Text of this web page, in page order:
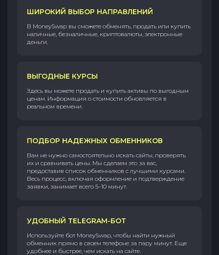
ШИРОКИЙ ВЫБОР НАПРАВЛЕНИЙ
В MoneySwap вы сможете обменять, продать или купить
наличные, безналичные, криптовалюты, электронные
деньги.
ВЫГОДНЫЕ КУРСЫ
Здесь вы можете продать и купить активы по выгодным
ценам. Информация о стоимости обновляется в
реальном времени.
ПОДБОР НАДЕЖНЫХ ОБМЕННИКОВ
Вам не нужно самостоятельно искать сайты, проверять
их и сравнивать цены. Мы сделаем это за вас,
предоставив список обменников с лучшими курсами.
Весь процесс, включая оформление и подтверждение
заявки, занимает всего 5–10 минут.
УДОБНЫЙ TELEGRAM-БОТ
Используйте бот MoneySwap, чтобы найти нужный
обменник прямо в своем телефоне за пару минут. Еще
удобнее и быстрее, чем искать на сайте.